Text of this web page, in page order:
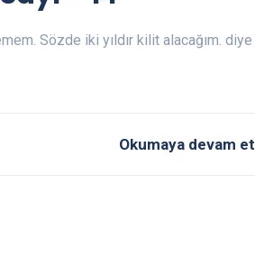
Sözde iki yıldır kilit alacağım. diye
Okumaya devam et